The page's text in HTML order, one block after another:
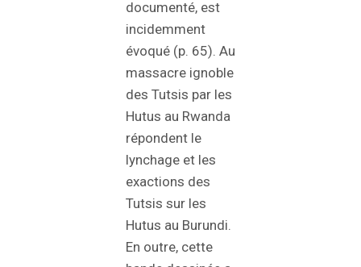
documenté, est
incidemment
évoqué (p. 65). Au
massacre ignoble
des Tutsis par les
Hutus au Rwanda
répondent le
lynchage et les
exactions des
Tutsis sur les
Hutus au Burundi.
En outre, cette